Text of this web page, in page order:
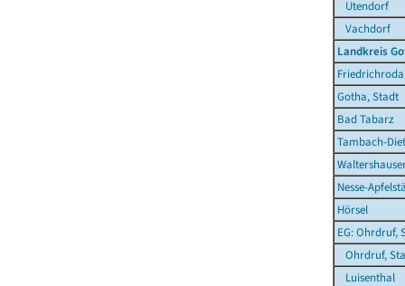
Utendorf
Vachdorf
Landkreis
Gotha, Stadt
Bad Tabarz
Tambach-
Nesse-
Hörsel
EG: Ohrdruf,
Ohrdruf,
Luisenthal